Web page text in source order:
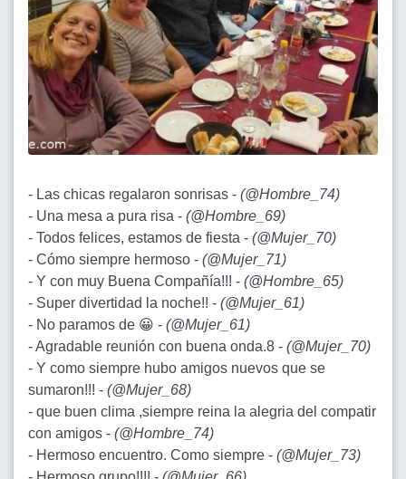
- Las chicas regalaron sonrisas - (@Hombre_74)
- Una mesa a pura risa - (@Hombre_69)
- Todos felices, estamos de fiesta - (@Mujer_70)
- Cómo siempre hermoso - (@Mujer_71)
- Y con muy Buena Compañía!!! - (@Hombre_65)
- Super divertidad la noche!! - (@Mujer_61)
- No paramos de 😀 - (@Mujer_61)
- Agradable reunión con buena onda.8 - (@Mujer_70)
- Y como siempre hubo amigos nuevos que se
sumaron!!! - (@Mujer_68)
- que buen clima ,siempre reina la alegria del compatir
con amigos - (@Hombre_74)
- Hermoso encuentro. Como siempre - (@Mujer_73)